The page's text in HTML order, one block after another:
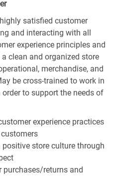
satisfied customer
and interacting with all
experience principles and
clean and organized store
merchandise, and
be cross-trained to work in
to support the needs of
experience practices
store culture through
purchases/returns and